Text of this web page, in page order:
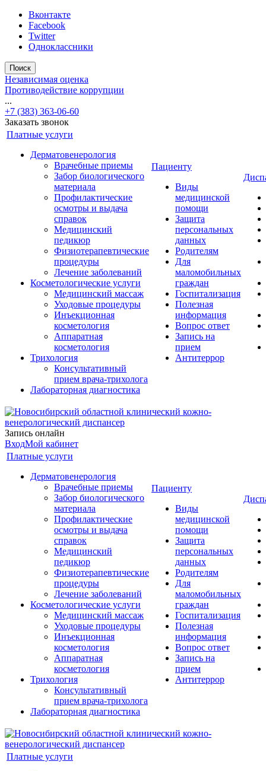
Вконтакте
Facebook
Twitter
Одноклассники
Поиск
Независимая оценка
Противодействие коррупции
...
+7 (383) 363-06-60
Заказать звонок
Платные услуги
Дерматовенерология
Врачебные приемы
Забор биологического
материала
Профилактические
осмотры и выдача
справок
Медицинский
педикюр
Физиотерапевтические
процедуры
Лечение заболеваний
Косметологические услуги
Медицинский массаж
Уходовые процедуры
Инъекционная
косметология
Аппаратная
косметология
Трихология
Консультативный
прием врача-трихолога
Лабораторная диагностика
Пациенту
Виды
медицинской
помощи
Защита
персональных
данных
Родителям
Для
маломобильных
граждан
Госпитализация
Полезная
информация
Вопрос ответ
Запись на
прием
Антитеррор
Запись онлайн
ВходМой кабинет
Платные услуги
Дерматовенерология
Врачебные приемы
Забор биологического
материала
Профилактические
осмотры и выдача
справок
Медицинский
педикюр
Физиотерапевтические
процедуры
Лечение заболеваний
Косметологические услуги
Медицинский массаж
Уходовые процедуры
Инъекционная
косметология
Аппаратная
косметология
Трихология
Консультативный
прием врача-трихолога
Лабораторная диагностика
Пациенту
Виды
медицинской
помощи
Защита
персональных
данных
Родителям
Для
маломобильных
граждан
Госпитализация
Полезная
информация
Вопрос ответ
Запись на
прием
Антитеррор
Платные услуги